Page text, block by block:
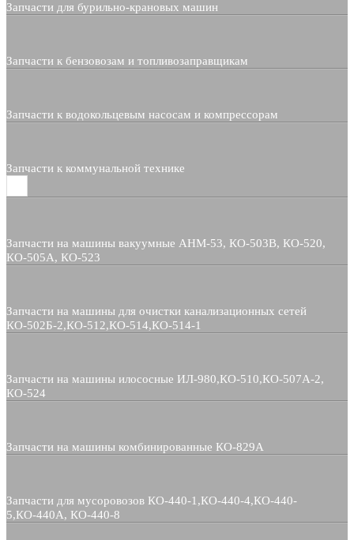
Запчасти для бурильно-крановых машин
Запчасти к бензовозам и топливозаправщикам
Запчасти к водокольцевым насосам и компрессорам
Запчасти к коммунальной технике
Запчасти на машины вакуумные АНМ-53, КО-503В, КО-520,
КО-505А, КО-523
Запчасти на машины для очистки канализационных сетей
КО-502Б-2,КО-512,КО-514,КО-514-1
Запчасти на машины илососные ИЛ-980,КО-510,КО-507А-2,
КО-524
Запчасти на машины комбинированные КО-829А
Запчасти для мусоровозов КО-440-1,КО-440-4,КО-440-
5,КО-440А, КО-440-8